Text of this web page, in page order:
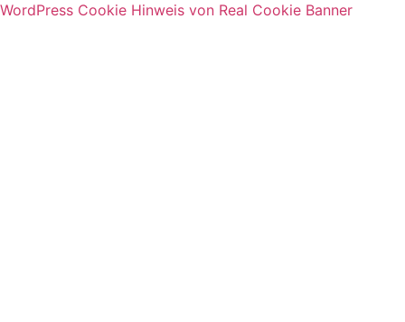
WordPress Cookie Hinweis von Real Cookie Banner